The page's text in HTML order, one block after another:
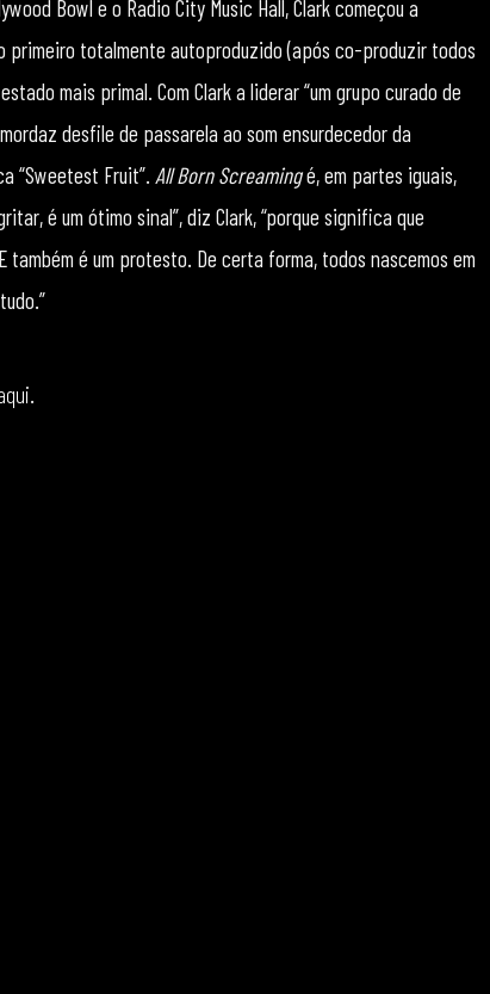
Bowl e o Radio City Music Hall, Clark começou a
primeiro totalmente autoproduzido (após co-produzir todos
mais primal. Com Clark a liderar “um grupo curado de
desfile de passarela ao som ensurdecedor da
“Sweetest Fruit”. All Born Screamingé, em partes iguais,
é um ótimo sinal”, diz Clark, “porque significa que
também é um protesto. De certa forma, todos nascemos em
.